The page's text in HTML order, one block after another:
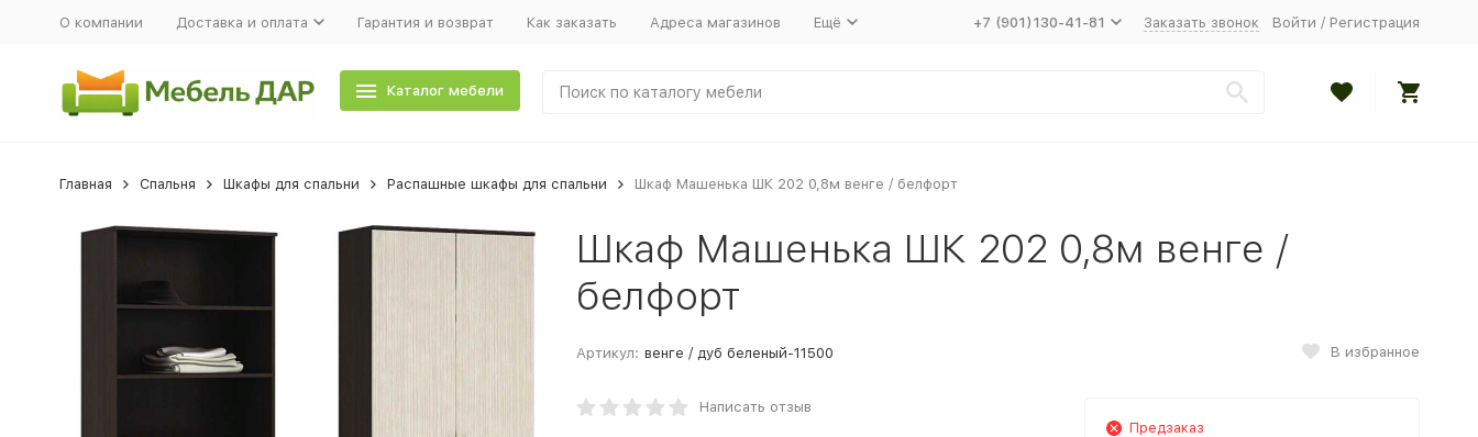
О компании Доставка и оплата Гарантия и возврат Как заказать Адреса магазинов Ещё +7 (901)130-41-81 Заказать звонок Войти / Регистрация
Каталог мебели
Главная Спальня Шкафы для спальни Распашные шкафы для спальни Шкаф Машенька ШК 202 0,8м венге / белфорт
Шкаф Машенька ШК 202 0,8м венге /
белфорт
Артикул: венге / дуб беленый-11500 В избранное
Написать отзыв
Предзаказ